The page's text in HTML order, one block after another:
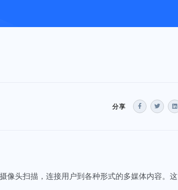
分享
像头扫描，连接用户到各种形式的多媒体内容。这